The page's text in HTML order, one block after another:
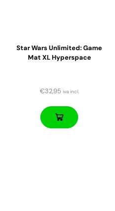
Star Wars Unlimited: Game
Mat XL Hyperspace
€32,95 iva incl.